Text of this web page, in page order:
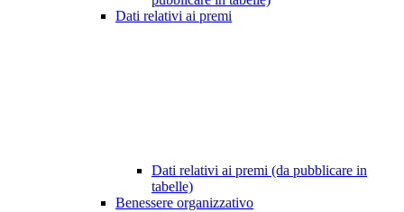
Dati relativi ai premi
Dati relativi ai premi (da pubblicare in
tabelle)
Benessere organizzativo